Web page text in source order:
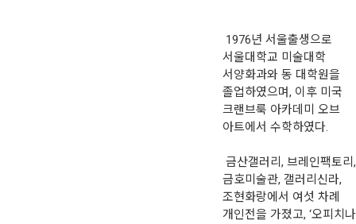
1976년 서울출생으로
서울대학교 미술대학
서양화과와 동 대학원을
졸업하였으며, 이후 미국
크랜브룩 아카데미 오브
아트에서 수학하였다.
금산갤러리, 브레인팩토리,
금호미술관, 갤러리신라,
조현화랑에서 여섯 차례
개인전을 가졌고, ‘오피치나